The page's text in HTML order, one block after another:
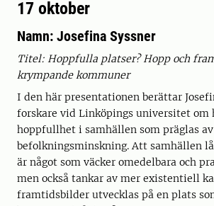
17 oktober
Namn: Josefina Syssner
Titel: Hoppfulla platser? Hopp och
krympande kommuner
I den här presentationen berättar
forskare vid Linköpings universitet om
hoppfullhet i samhällen som präglas
befolkningsminskning. Att samhällen
är något som väcker omedelbara och
men också tankar av mer existentiell
framtidsbilder utvecklas på en plats